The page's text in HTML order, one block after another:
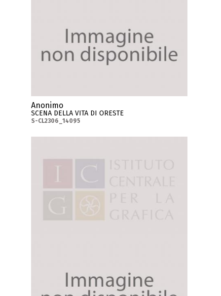
Anonimo
SCENA DELLA VITA DI ORESTE
S-CL2306_14095